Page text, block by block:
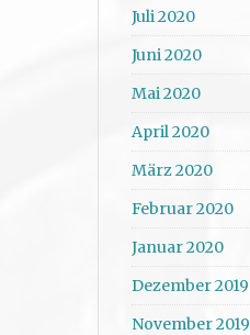
Juli 2020
Juni 2020
Mai 2020
April 2020
März 2020
Februar 2020
Januar 2020
Dezember 2019
November 2019